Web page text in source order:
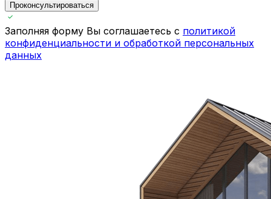
Проконсультироваться
Заполняя форму Вы соглашаетесь с политикой
конфиденциальности и обработкой персональных
данных